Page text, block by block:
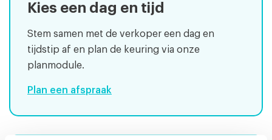
Kies een dag en tijd
Stem samen met de verkoper een dag en
tijdstip af en plan de keuring via onze
planmodule.
Plan een afspraak